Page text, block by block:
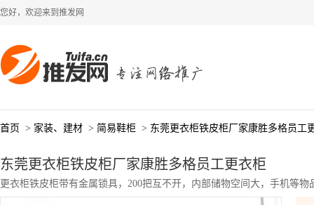
您好，欢迎来到推发网
首页 > 家装、建材 > 简易鞋柜 > 东莞更衣柜铁皮柜厂家康胜多格员工
东莞更衣柜铁皮柜厂家康胜多格员工更衣柜
更衣柜铁皮柜带有金属锁具，200把互不开，内部储物空间大，手机等